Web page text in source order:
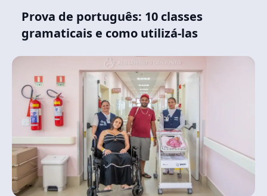
Prova de português: 10 classes
gramaticais e como utilizá-las